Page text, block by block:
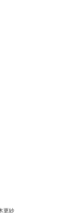
更紗